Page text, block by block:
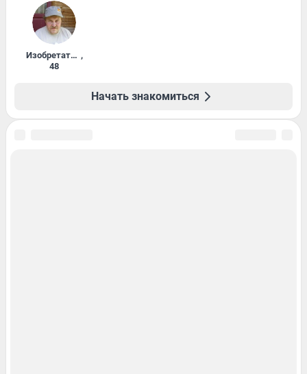
Изобретатель ,
48
Начать знакомиться